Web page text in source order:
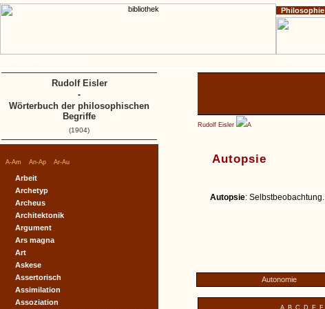
Rudolf Eisler A
Autopsie
Autopsie: Selbstbeobachtung.
Autonomie
A-Am An-Ap Ar-Au
Arbeit
Archetyp
Archeus
Architektonik
Argument
Ars magna
Art
Askese
Assertorisch
Assimilation
Assoziation
Philosophie
Rudolf Eisler
-
Wörterbuch der philosophischen
Begriffe
(1904)